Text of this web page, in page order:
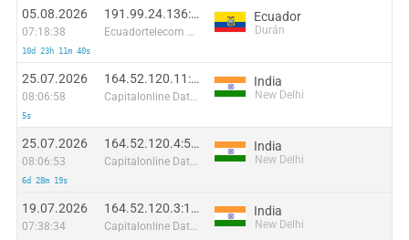
05.08.2026
07:18:38
10d 23h 11m 40s
191.99.24.136:29251
Ecuadortelecom S.A.
Ecuador
Durán
25.07.2026
08:06:58
5s
164.52.120.11:8714
Capitalonline Data Service (HK) Co
India
New Delhi
25.07.2026
08:06:53
6d 28m 19s
164.52.120.4:57430
Capitalonline Data Service (HK) Co
India
New Delhi
19.07.2026
07:38:34
164.52.120.3:19584
Capitalonline Data Service (HK) Co
India
New Delhi